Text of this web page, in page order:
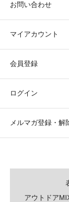
お問い合わせ
マイアカウント
会員登録
ログイン
メルマガ登録・解
アウトドア